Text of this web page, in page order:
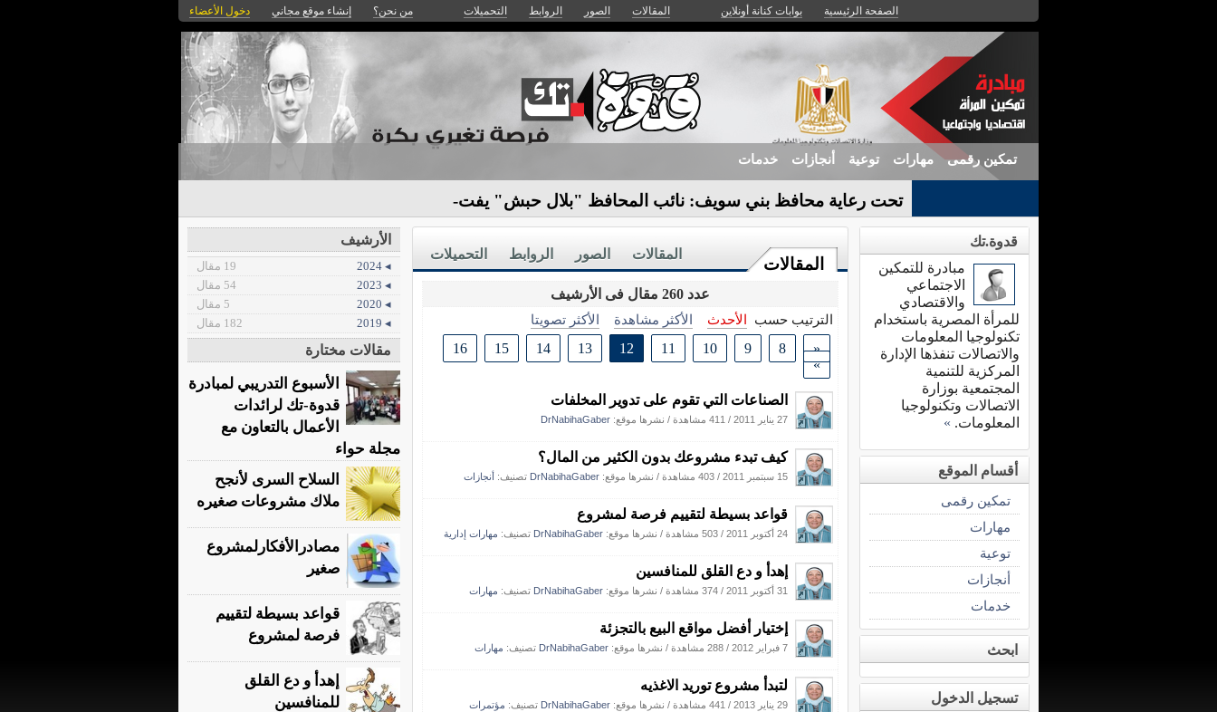
الصفحة الرئيسية بوابات كنانة أونلاين المقالات الصور الروابط التحميلات من نحن؟ إنشاء موقع مجاني دخول الأعضاء
تمكين رقمى مهارات توعية أنجازات خدمات
تحت رعاية محافظ بني سويف: نائب المحافظ "بلال حبش" يفتتح
الندو-
المقالات
التحميلات الروابط الصور المقالات
عدد 260 مقال فى الأرشيف
الترتيب حسب الأحدث الأكثر مشاهدة
الأكثر تصويتا
«
8
9
10
11
12
13
14
15
16
»
الصناعات التي تقوم على تدوير المخلفات
27 يناير 2011 / 411 مشاهدة / نشرها موقع: DrNabihaGaber
كيف تبدء مشروعك بدون الكثير من المال؟
15 سبتمبر 2011 / 403 مشاهدة / نشرها موقع: DrNabihaGaber تصنيف: أنجازات
قواعد بسيطة لتقييم فرصة لمشروع
24 أكتوبر 2011 / 503 مشاهدة / نشرها موقع: DrNabihaGaber تصنيف: مهارات إدارية
إهدأ و دع القلق للمنافسين
31 أكتوبر 2011 / 374 مشاهدة / نشرها موقع: DrNabihaGaber تصنيف: مهارات
إختيار أفضل مواقع البيع بالتجزئة
7 فبراير 2012 / 288 مشاهدة / نشرها موقع: DrNabihaGaber تصنيف: مهارات
لتبدأ مشروع توريد الاغذيه
29 يناير 2013 / 441 مشاهدة / نشرها موقع: DrNabihaGaber تصنيف: مؤتمرات
قدوة.تك
مبادرة للتمكين
الاجتماعي
والاقتصادي
للمرأة المصرية باستخدام
تكنولوجيا المعلومات
والاتصالات تنفذها الإدارة
المركزية للتنمية
المجتمعية بوزارة
الاتصالات وتكنولوجيا
المعلومات. »
أقسام الموقع
تمكين رقمى
مهارات
توعية
أنجازات
خدمات
ابحث
تسجيل الدخول
الأرشيف
◂ 2024
19 مقال
◂ 2023
54 مقال
◂ 2020
5 مقال
◂ 2019
182 مقال
مقالات مختارة
الأسبوع التدريبي لمبادرة
قدوة-تك لرائدات
الأعمال بالتعاون مع
مجلة حواء
السلاح السرى لأنجح
ملاك مشروعات صغيره
مصادرالأفكارلمشروع
صغير
قواعد بسيطة لتقييم
فرصة لمشروع
إهدأ و دع القلق
للمنافسين